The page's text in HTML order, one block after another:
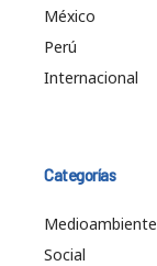
México
Perú
Internacional
Categorías
Medioambiente
Social